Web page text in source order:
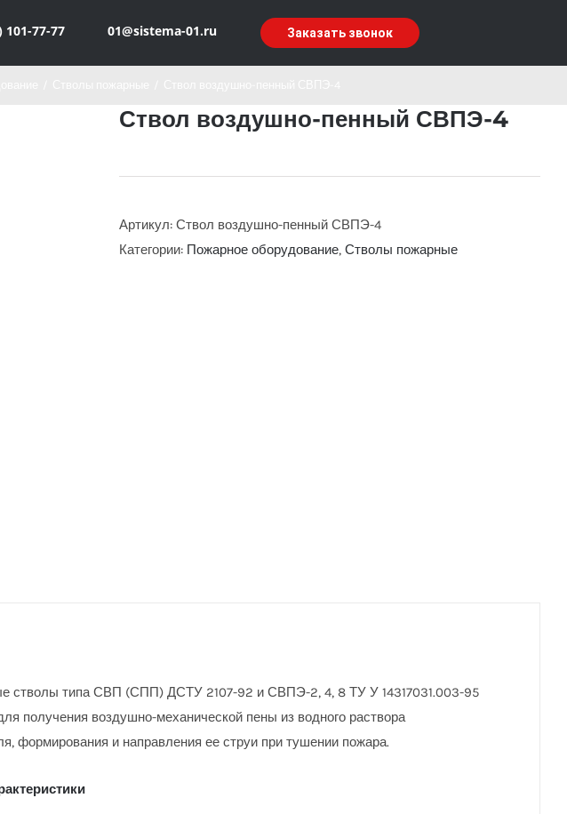
101-77-77 01@sistema-01.ru Заказать звонок
Ствол воздушно-пенный СВПЭ-4
Артикул: Ствол воздушно-пенный СВПЭ-4
Категории: Пожарное оборудование, Стволы пожарные
стволы типа СВП (СПП) ДСТУ 2107-92 и СВПЭ-2, 4, 8 ТУ У 14317031.003-95
получения воздушно-механической пены из водного раствора
формирования и направления ее струи при тушении пожара.